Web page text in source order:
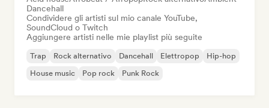
Dancehall
Condividere gli artisti sul mio canale YouTube,
SoundCloud o Twitch
Aggiungere artisti nelle mie playlist più seguite
Trap Rock alternativo Dancehall Elettropop
Hip-hop
House music
Pop rock Punk Rock